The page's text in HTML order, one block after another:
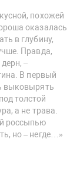
похожей
оказалась
в глубину,
Правда,
–
В первый
выковырять
толстой
а не трава.
россыпью
но – негде…»